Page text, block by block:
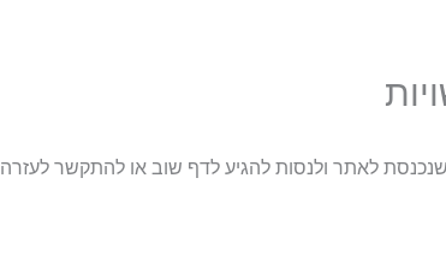
ולנסות להגיע לדף שוב או להתקשר לעזרה 052-8747201